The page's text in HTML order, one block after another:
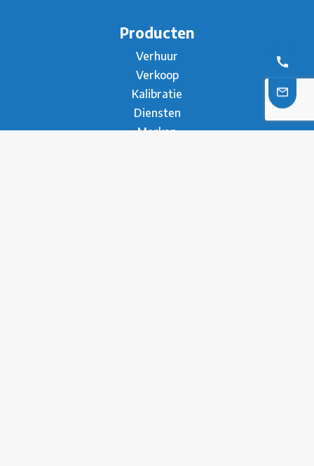
Producten
Verhuur
Verkoop
Kalibratie
Diensten
Merken